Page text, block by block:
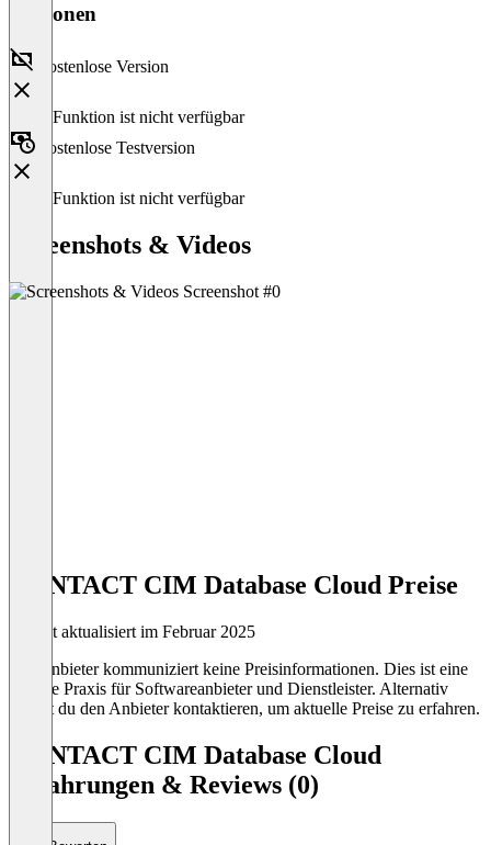
Versionen
Kostenlose Version
Diese Funktion ist nicht verfügbar
Kostenlose Testversion
Diese Funktion ist nicht verfügbar
Screenshots & Videos
CONTACT CIM Database Cloud Preise
Zuletzt aktualisiert im Februar 2025
Der Anbieter kommuniziert keine Preisinformationen. Dies ist eine
übliche Praxis für Softwareanbieter und Dienstleister. Alternativ
kannst du den Anbieter kontaktieren, um aktuelle Preise zu erfahren.
CONTACT CIM Database Cloud
Erfahrungen & Reviews (0)